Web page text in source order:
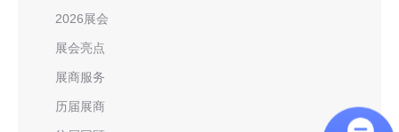
2026展会
展会亮点
展商服务
历届展商